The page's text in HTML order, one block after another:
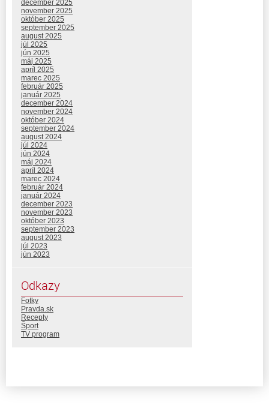
december 2025
november 2025
október 2025
september 2025
august 2025
júl 2025
jún 2025
máj 2025
apríl 2025
marec 2025
február 2025
január 2025
december 2024
november 2024
október 2024
september 2024
august 2024
júl 2024
jún 2024
máj 2024
apríl 2024
marec 2024
február 2024
január 2024
december 2023
november 2023
október 2023
september 2023
august 2023
júl 2023
jún 2023
Odkazy
Fotky
Pravda.sk
Recepty
Šport
TV program